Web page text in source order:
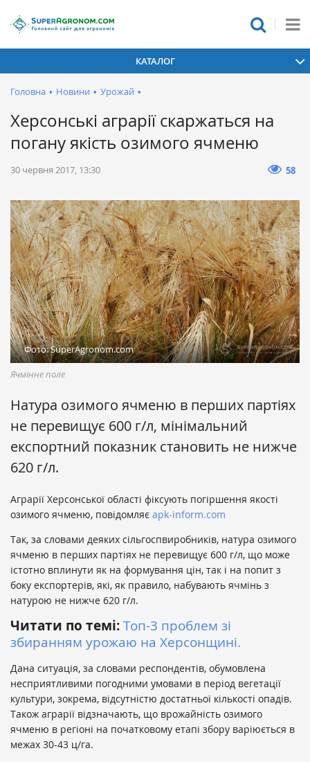
КАТАЛОГ
Головна • Новини • Урожай •
Херсонські аграрії скаржаться на
погану якість озимого ячменю
30 червня 2017, 13:30 58
Фото: SuperAgronom.com
Ячмінне поле
Натура озимого ячменю в перших партіях
не перевищує 600 г/л, мінімальний
експортний показник становить не нижче
620 г/л.
Аграрії Херсонської області фіксують погіршення якості
озимого ячменю, повідомляє apk-inform.com
Так, за словами деяких сільгоспвиробників, натура озимого
ячменю в перших партіях не перевищує 600 г/л, що може
істотно вплинути як на формування цін, так і на попит з
боку експортерів, які, як правило, набувають ячмінь з
натурою не нижче 620 г/л.
Читати по темі: Топ-3 проблем зі
збиранням урожаю на Херсонщині.
Дана ситуація, за словами респондентів, обумовлена ​​
несприятливими погодними умовами в період вегетації
культури, зокрема, відсутністю достатньої кількості опадів.
Також аграрії відзначають, що врожайність озимого
ячменю в регіоні на початковому етапі збору варіюється в
межах 30-43 ц/га.